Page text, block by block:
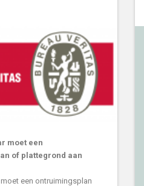
moet een
of plattegrond aan
een ontruimingsplan